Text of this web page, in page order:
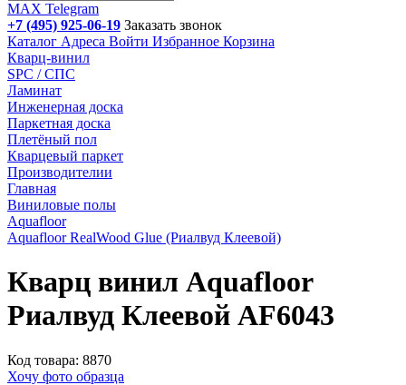
MAX Telegram
+7 (495) 925-06-19 Заказать звонок
Каталог Адреса Войти Избранное Корзина
Кварц-винил
SPC / СПС
Ламинат
Инженерная доска
Паркетная доска
Плетёный пол
Кварцевый паркет
Производителии
Главная
Виниловые полы
Aquafloor
Aquafloor RealWood Glue (Риалвуд Клеевой)
Кварц винил Aquafloor
Риалвуд Клеевой AF6043
Код товара: 8870
Хочу фото образца